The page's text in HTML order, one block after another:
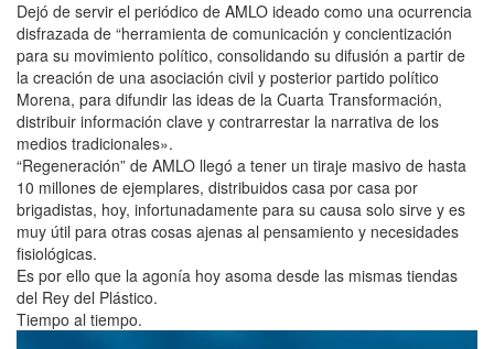
Dejó de servir el periódico de AMLO ideado como una ocurrencia
disfrazada de “herramienta de comunicación y concientización
para su movimiento político, consolidando su difusión a partir de
la creación de una asociación civil y posterior partido político
Morena, para difundir las ideas de la Cuarta Transformación,
distribuir información clave y contrarrestar la narrativa de los
medios tradicionales».
“Regeneración” de AMLO llegó a tener un tiraje masivo de hasta
10 millones de ejemplares, distribuidos casa por casa por
brigadistas, hoy, infortunadamente para su causa solo sirve y es
muy útil para otras cosas ajenas al pensamiento y necesidades
fisiológicas.
Es por ello que la agonía hoy asoma desde las mismas tiendas
del Rey del Plástico.
Tiempo al tiempo.